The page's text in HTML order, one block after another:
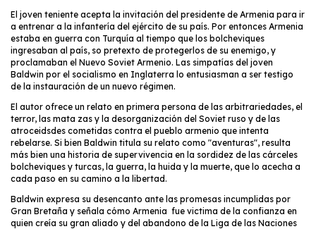
El joven teniente acepta la invitación del presidente de Armenia para ir
a entrenar a la infantería del ejército de su país. Por entonces Armenia
estaba en guerra con Turquía al tiempo que los bolcheviques
ingresaban al país, so pretexto de protegerlos de su enemigo, y
proclamaban el Nuevo Soviet Armenio. Las simpatías del joven
Baldwin por el socialismo en Inglaterra lo entusiasman a ser testigo
de la instauración de un nuevo régimen.
El autor ofrece un relato en primera persona de las arbitrariedades, el
terror, las mata zas y la desorganización del Soviet ruso y de las
atroceidsdes cometidas contra el pueblo armenio que intenta
rebelarse. Si bien Baldwin titula su relato como "aventuras", resulta
más bien una historia de supervivencia en la sordidez de las cárceles
bolcheviques y turcas, la guerra, la huida y la muerte, que lo acecha a
cada paso en su camino a la libertad.
Baldwin expresa su desencanto ante las promesas incumplidas por
Gran Bretaña y señala cómo Armenia fue victima de la confianza en
quien creía su gran aliado y del abandono de la Liga de las Naciones